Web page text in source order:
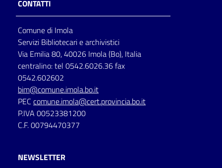
Seguici
su
CONTATTI
Comune di Imola
Servizi Bibliotecari e archivistici
Via Emilia 80, 40026 Imola (Bo), Italia
centralino: tel 0542.6026.36 fax
0542.602602
bim@comune.imola.bo.it
PEC comune.imola@cert.provincia.bo.it
P.IVA 00523381200
C.F. 00794470377
NEWSLETTER